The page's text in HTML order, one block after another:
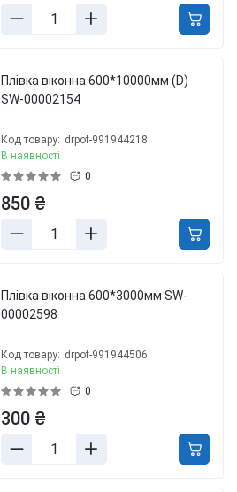
Плівка віконна 600*10000мм (D)
SW-00002154
Код товару: drpof-991944218
В наявності
0
850 ₴
Плівка віконна 600*3000мм SW-
00002598
Код товару: drpof-991944506
В наявності
0
300 ₴